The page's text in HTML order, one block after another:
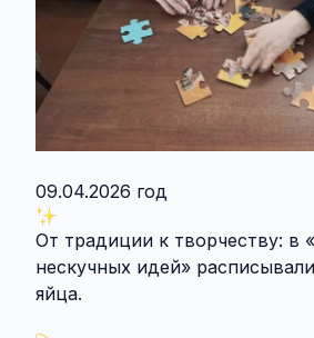
09.04.2026 год
От традиции к творчеству: в
нескучных идей»
яйца.